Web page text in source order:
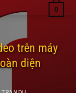
0
trên máy
diện